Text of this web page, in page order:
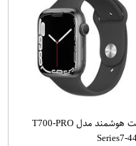
ساعت هوشمند مدل T700-PRO
Series7-